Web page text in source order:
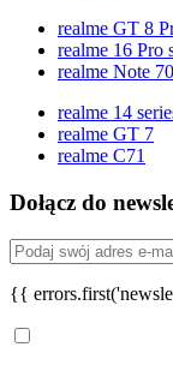
realme GT 8
realme 16 Pro
realme Note
realme 14
realme GT 7
realme C71
Dołącz do
{{